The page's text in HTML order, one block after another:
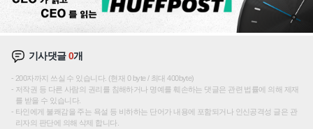
기사댓글0개
200자까지 쓰실 수 있습니다. (현재 0 byte / 최대 400byte)
저작권 등 다른 사람의 권리를 침해하거나 명예를 훼손하는 댓글은 관련 법률에 의해 제재
를 받을 수 있습니다.
타인에게 불쾌감을 주는 욕설 등 비하하는 단어가 내용에 포함되거나 인신공격성 글은 관
리자의 판단에 의해 삭제 합니다.